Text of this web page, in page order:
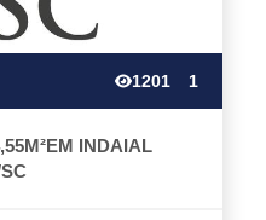
1201 1
INDAIAL